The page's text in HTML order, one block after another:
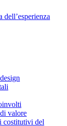
valore
costitutivi del